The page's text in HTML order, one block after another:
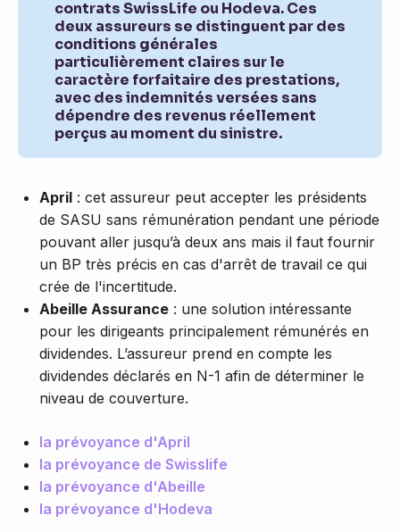
contrats SwissLife ou Hodeva. Ces
deux assureurs se distinguent par des
conditions générales
particulièrement claires sur le
caractère forfaitaire des prestations,
avec des indemnités versées sans
dépendre des revenus réellement
perçus au moment du sinistre.
April : cet assureur peut accepter les présidents
de SASU sans rémunération pendant une période
pouvant aller jusqu’à deux ans mais il faut fournir
un BP très précis en cas d'arrêt de travail ce qui
crée de l'incertitude.
Abeille Assurance : une solution intéressante
pour les dirigeants principalement rémunérés en
dividendes. L’assureur prend en compte les
dividendes déclarés en N-1 afin de déterminer le
niveau de couverture.
la prévoyance d'April
la prévoyance de Swisslife
la prévoyance d'Abeille
la prévoyance d'Hodeva